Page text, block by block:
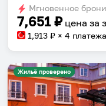
Мгновенное
7,651₽ цена за
1,913 ₽ × 4 платежа
Жильё проверено